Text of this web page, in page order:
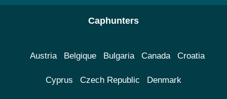
Caphunters
Austria Belgique Bulgaria Canada Croatia
Cyprus Czech Republic Denmark